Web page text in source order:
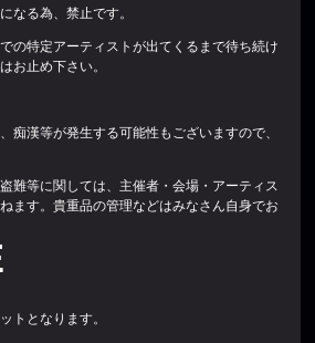
なる為、禁止です。
の特定アーティストが出てくるまで待ち続け
お止め下さい。
痴漢等が発生する可能性もございますので、
難等に関しては、主催者・会場・アーティス
ます。貴重品の管理などはみなさん自身でお
トとなります。